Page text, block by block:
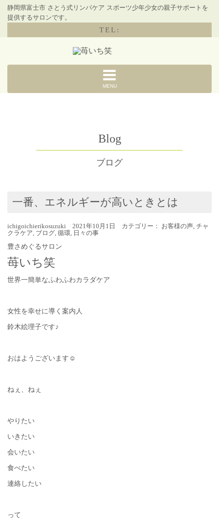
静岡県富士市 さとう式リンパケア スポーツ少年少女の親子サポートを
提供するサロンです。
TEL:
MENU
Blog
ブログ
一番、エネルギーが高いときとは
ichigoichierikosuzuki 2021年10月1日 カテゴリー： お客様の声, チャ
クラケア, ブログ, 循環, 日々の事
豊さめぐるサロン
苺いち笑
世界一簡単なふわふわカラダケア
女性を幸せに導く案内人
鈴木絵理子です♪
おはようございます☺︎
ねぇ、ねぇ
やりたい
いきたい
会いたい
食べたい
連絡したい
って